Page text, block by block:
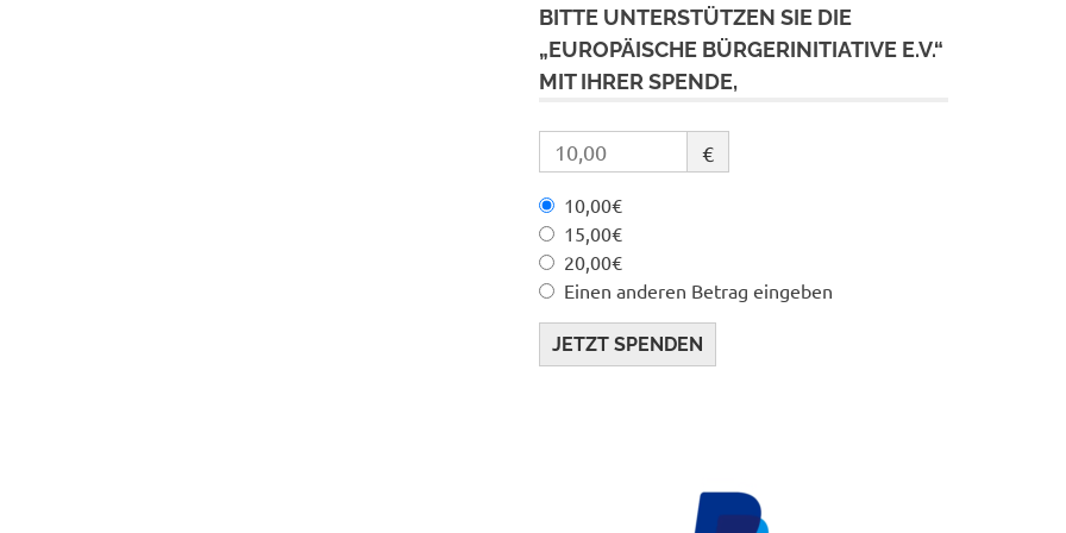
BITTE UNTERSTÜTZEN SIE DIE
„EUROPÄISCHE BÜRGERINITIATIVE E.V.“
MIT IHRER SPENDE,
€
10,00€
15,00€
20,00€
Einen anderen Betrag eingeben
JETZT SPENDEN